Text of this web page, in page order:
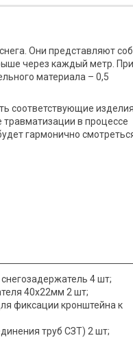
Они представляют
через каждый метр. При
материала – 0,5
соответствующие
травматизации в процессе
гармонично
4 шт;
40х22мм 2 шт;
фиксации кронштейна к
труб СЗТ) 2 шт;